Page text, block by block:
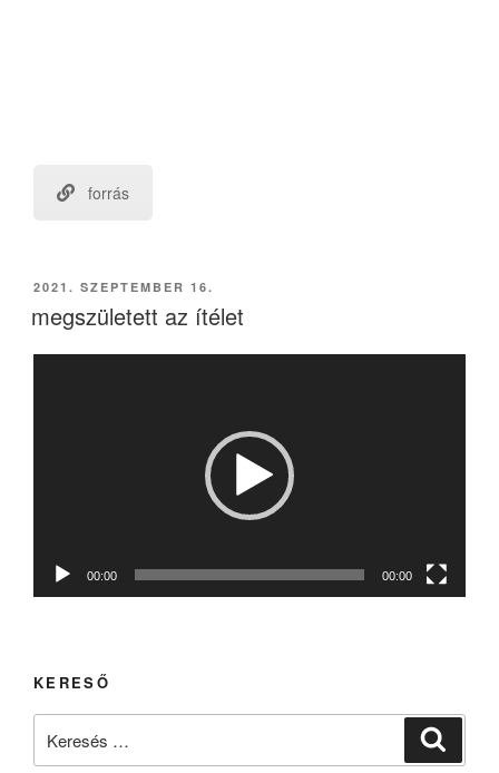
forrás
BEKÜLDVE:
2021. SZEPTEMBER 16.
megszületett az ítélet
00:00 00:00
KERESŐ